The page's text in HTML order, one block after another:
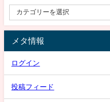
メタ情報
ログイン
投稿フィード